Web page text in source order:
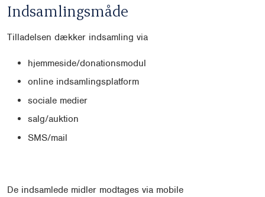
Indsamlingsmåde
Tilladelsen dækker indsamling via
hjemmeside/donationsmodul
online indsamlingsplatform
sociale medier
salg/auktion
SMS/mail
De indsamlede midler modtages via mobile